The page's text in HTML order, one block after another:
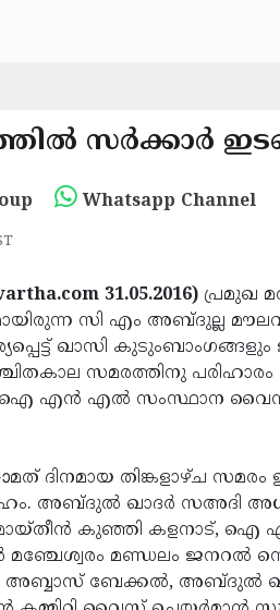
സര്‍ക്കാര്‍
Whatsapp Channel
31.05.2016) പ്രമുഖ
സി എം അബ്ദുല്ല
ഖാസി കുടുംബാംഗങ്ങളും
സമരത്തിനു
ഐ എന്‍ എല്‍ സംസ്ഥാന വൈസ്
ദിനമായ തിങ്കളാഴ്ച
അബ്ദുല്‍ ഖാദര്‍ സഅദി
മൊയ്തീന്‍ കുഞ്ഞി കളനാട്,
മണ്ഡലം ജനറല്‍
അബ്ബാസ് ബേക്കല്‍, അബ്ദുല്‍